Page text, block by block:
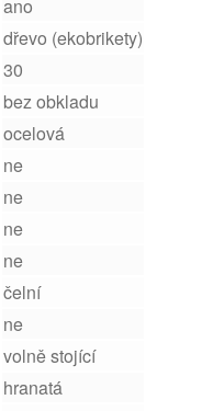
ano
dřevo (ekobrikety)
30
bez obkladu
ocelová
ne
ne
ne
ne
čelní
ne
volně stojící
hranatá